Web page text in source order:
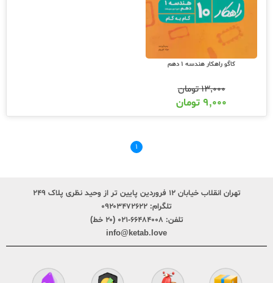
کاگو راهکار هندسه 1 دهم
۱۳,۰۰۰تومان
۹,۰۰۰ تومان
۱
تهران انقلاب خیابان ۱۲ فروردین پایین تر از وحید نظری پلاک ۲۴۹
تلگرام: ۰۹۲۰۳۴۷۲۶۲۲
تلفن: ۶۶۴۸۴۰۰۸-۰۲۱ (۲۰ خط)
info@ketab.love